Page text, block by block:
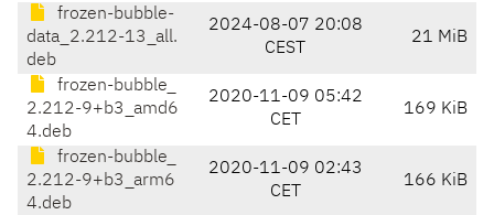
frozen-bubble-
data_2.212-13_all.
deb
2024-08-07 20:08
CEST
21 MiB
frozen-bubble_
2.212-9+b3_amd6
4.deb
2020-11-09 05:42
CET
169 KiB
frozen-bubble_
2.212-9+b3_arm6
4.deb
2020-11-09 02:43
CET
166 KiB